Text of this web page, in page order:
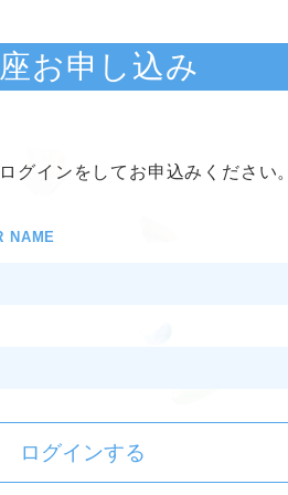
お申し込み
グインをしてお申込みください。
NAME
ログインする